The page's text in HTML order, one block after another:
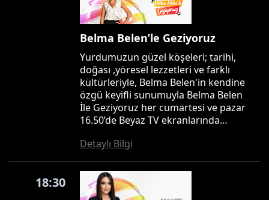
Belma Belen’le Geziyoruz
Yurdumuzun güzel köşeleri; tarihi,
doğası ,yöresel lezzetleri ve farklı
kültürleriyle, Belma Belen'in kendine
özgü keyifli sunumuyla Belma Belen
İle Geziyoruz her cumartesi ve pazar
16.50’de Beyaz TV ekranlarında…
Detaylı Bilgi
18:30